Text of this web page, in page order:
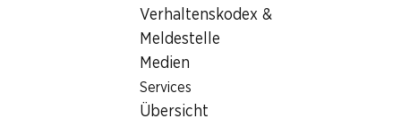
Verhaltenskodex &
Meldestelle
Medien
Services
Übersicht